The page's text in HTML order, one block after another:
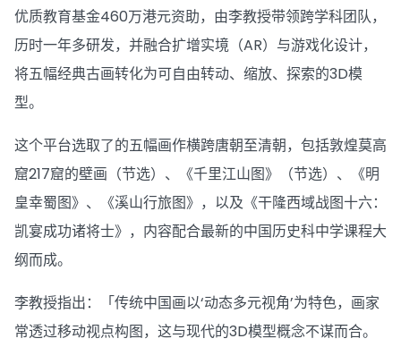
优质教育基金460万港元资助，由李教授带领跨学科团队，
历时一年多研发，并融合扩增实境（AR）与游戏化设计，
将五幅经典古画转化为可自由转动、缩放、探索的3D模
型。
这个平台选取了的五幅画作横跨唐朝至清朝，包括敦煌莫高
窟217窟的壁画（节选）、《千里江山图》（节选）、《明
皇幸蜀图》、《溪山行旅图》，以及《干隆西域战图十六：
凯宴成功诸将士》，内容配合最新的中国历史科中学课程大
纲而成。
李教授指出：「传统中国画以‘动态多元视角’为特色，画家
常透过移动视点构图，这与现代的3D模型概念不谋而合。